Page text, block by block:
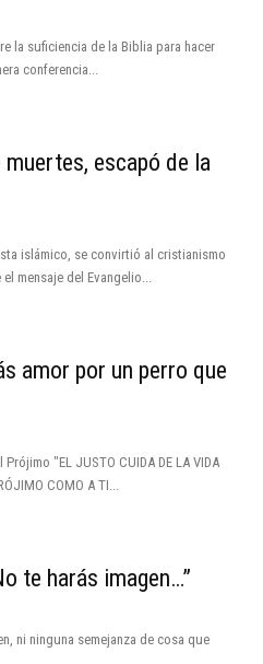
la suficiencia de la Biblia para hacer
conferencia...
escapó de la
islámico, se convirtió al cristianismo
mensaje del Evangelio...
amor por un perro que
"EL JUSTO CUIDA DE LA VIDA
COMO A TI...
te harás imagen…”
ni ninguna semejanza de cosa que